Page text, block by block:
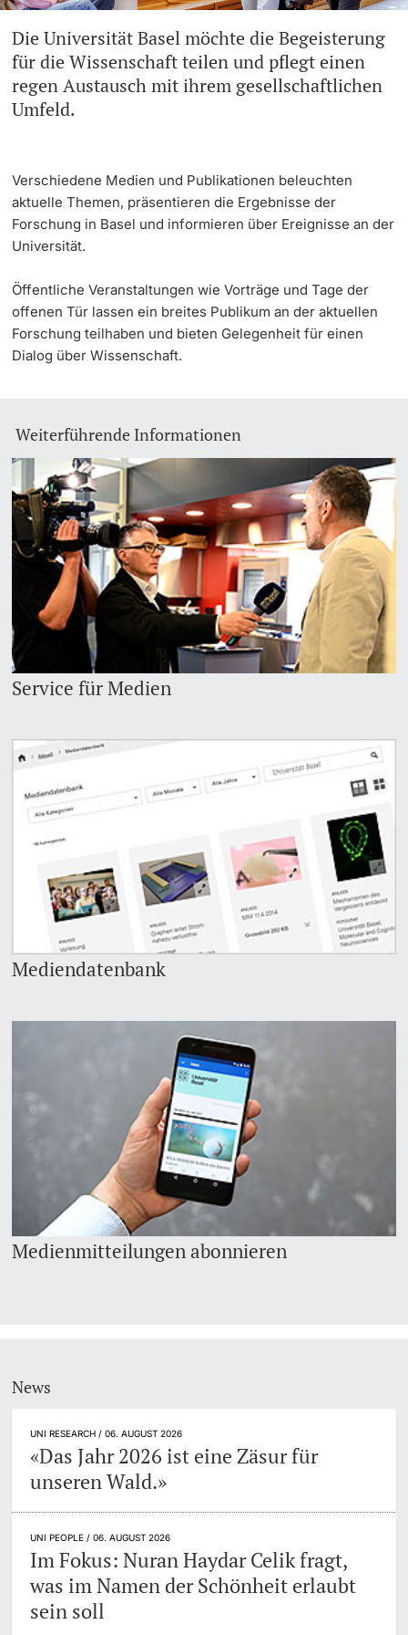
Doktorierende
weitere Informationen
Dozierende
weitere Informationen
Universität in den Medien
Veranstaltungskalender
UNI NOVA
Service für Medien
Ukraine
Weiterbildung
Universität
Die Universität Basel möchte die Begeisterung
für die Wissenschaft teilen und pflegt einen
regen Austausch mit ihrem gesellschaftlichen
Umfeld.
Verschiedene Medien und Publikationen beleuchten
aktuelle Themen, präsentieren die Ergebnisse der
Forschung in Basel und informieren über Ereignisse an der
Universität.
Öffentliche Veranstaltungen wie Vorträge und Tage der
offenen Tür lassen ein breites Publikum an der aktuellen
Forschung teilhaben und bieten Gelegenheit für einen
Dialog über Wissenschaft.
Weiterführende Informationen
Service für Medien
Mediendatenbank
Medienmitteilungen abonnieren
News
UNI RESEARCH / 06. AUGUST 2026
«Das Jahr 2026 ist eine Zäsur für
unseren Wald.»
UNI PEOPLE / 06. AUGUST 2026
Im Fokus: Nuran Haydar Celik fragt,
was im Namen der Schönheit erlaubt
sein soll